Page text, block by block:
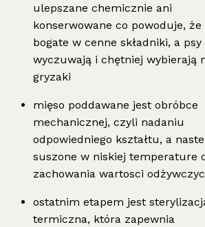
ulepszane chemicznie ani
konserwowane co powoduje, że
bogate w cenne składniki, a psy
wyczuwają i chętniej wybierają
gryzaki
mięso poddawane jest obróbce
mechanicznej, czyli nadaniu
odpowiedniego kształtu, a
suszone w niskiej temperature
zachowania wartosci
ostatnim etapem jest
termiczna, która zapewnia